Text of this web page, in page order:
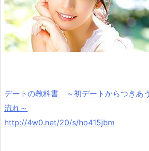
デートの教科書 ～初デートからつきあ
流れ～
http://4w0.net/20/s/ho415jbm